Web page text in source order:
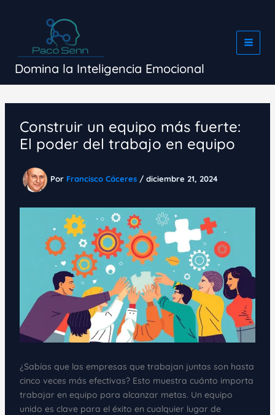
Domina la Inteligencia Emocional
Construir un equipo más fuerte:
El poder del trabajo en equipo
Por Francisco Cáceres / diciembre 21, 2024
¿Sabías que las empresas que trabajan juntas son hasta
cinco veces más efectivas? Esto muestra cuánto importa
trabajar en equipo para alcanzar metas. Un equipo
unido es clave para el éxito en cualquier lugar de